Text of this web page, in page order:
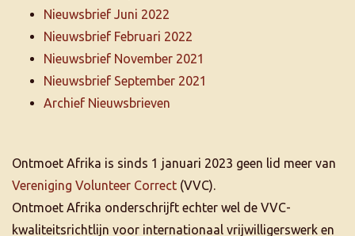
Nieuwsbrief Juni 2022
Nieuwsbrief Februari 2022
Nieuwsbrief November 2021
Nieuwsbrief September 2021
Archief Nieuwsbrieven
Ontmoet Afrika is sinds 1 januari 2023 geen lid meer van
Vereniging Volunteer Correct (VVC).
Ontmoet Afrika onderschrijft echter wel de VVC-
kwaliteitsrichtlijn voor internationaal vrijwilligerswerk en